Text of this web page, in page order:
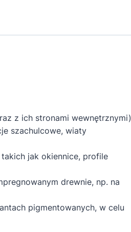
z ich stronami wewnętrznymi)
szachulcowe, wiaty
jak okiennice, profile
drewnie, np. na
pigmentowanych, w celu